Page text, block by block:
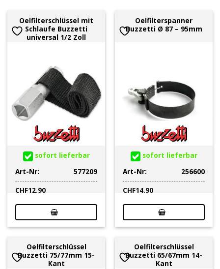
Oelfilterschlüssel mit
Schlaufe Buzzetti
universal 1/2 Zoll
sofort lieferbar
Art-Nr:
577209
CHF12.90
Oelfilterspanner
Buzzetti Ø 87 – 95mm
sofort lieferbar
Art-Nr:
256600
CHF14.90
Oelfilterschlüssel
Buzzetti 75/77mm 15-
Kant
Oelfilterschlüssel
Buzzetti 65/67mm 14-
Kant